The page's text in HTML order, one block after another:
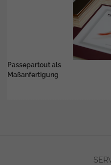
Passepartout als
Maßanfertigung